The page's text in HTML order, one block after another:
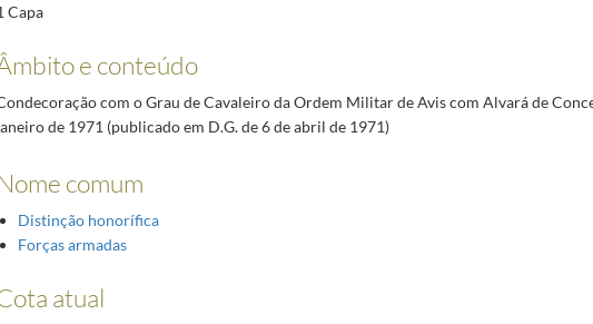
Capa
e conteúdo
com o Grau de Cavaleiro da Ordem Militar de Avis com Alvará de
de 1971 (publicado em D.G. de 6 de abril de 1971)
comum
Distinção honorífica
Forças armadas
atual